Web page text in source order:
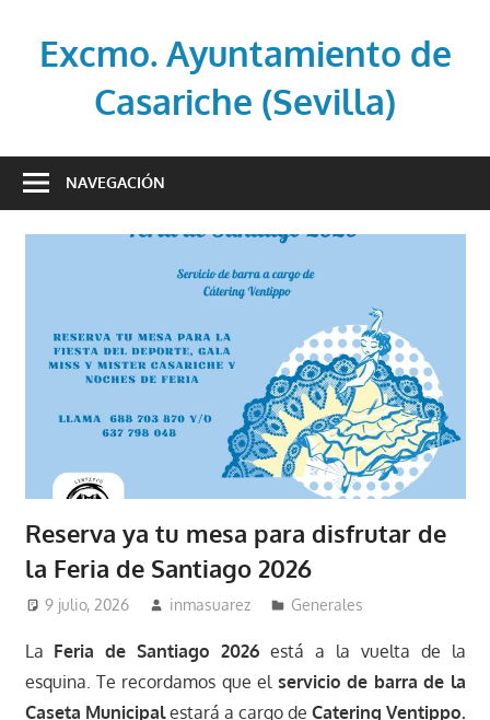
contenidoExcmo. Ayuntamiento de
Casariche (Sevilla)
oficial
Ayuntamiento
NAVEGACIÓN
Reserva ya tu mesa para disfrutar de
la Feria de Santiago 2026
9 julio, 2026 inmasuarez Generales
La Feria de Santiago 2026 está a la vuelta de la
esquina. Te recordamos que el servicio de barra de la
Caseta Municipalestará a cargo de Catering Ventippo.